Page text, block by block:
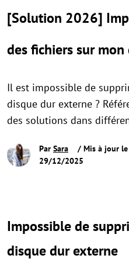
[Solution 2026]
des fichiers sur
Il est impossible de
disque dur externe ?
des solutions dans
Par Sara
/ Mis à jour le
29/12/2025
Impossible de
disque dur externe